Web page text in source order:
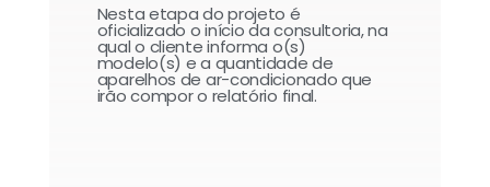
Nesta etapa do projeto é
oficializado o início da consultoria, na
qual o cliente informa o(s)
modelo(s) e a quantidade de
aparelhos de ar-condicionado que
irão compor o relatório final.​